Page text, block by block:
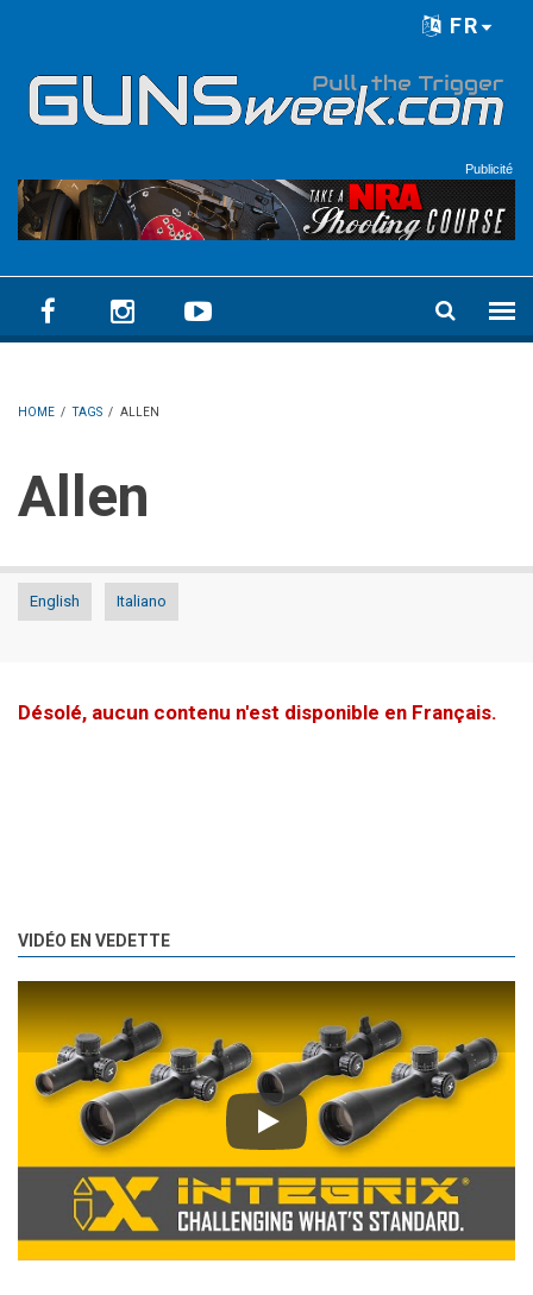
FR
Publicité
HOME / TAGS / ALLEN
Allen
English Italiano
Désolé, aucun contenu n'est disponible en Français.
VIDÉO EN VEDETTE
Play